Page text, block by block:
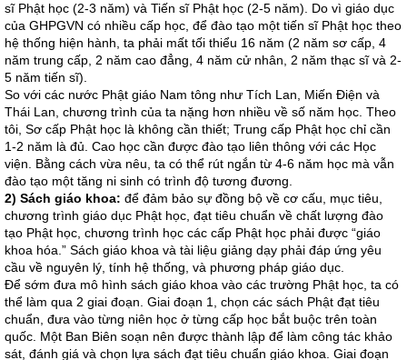
sĩ Phật học (2-3 năm) và Tiến sĩ Phật học (2-5 năm). Do vì giáo dục
của GHPGVN có nhiều cấp học, để đào tạo một tiến sĩ Phật học theo
hệ thống hiện hành, ta phải mất tối thiểu 16 năm (2 năm sơ cấp, 4
năm trung cấp, 2 năm cao đẳng, 4 năm cử nhân, 2 năm thạc sĩ và 2-
5 năm tiến sĩ).
So với các nước Phật giáo Nam tông như Tích Lan, Miến Điện và
Thái Lan, chương trình của ta nặng hơn nhiều về số năm học. Theo
tôi, Sơ cấp Phật học là không cần thiết; Trung cấp Phật học chỉ cần
1-2 năm là đủ. Cao học cần được đào tạo liên thông với các Học
viện. Bằng cách vừa nêu, ta có thể rút ngắn từ 4-6 năm học mà vẫn
đào tạo một tăng ni sinh có trình độ tương đương.
2) Sách giáo khoa: để đảm bảo sự đồng bộ về cơ cấu, mục tiêu,
chương trình giáo dục Phật học, đạt tiêu chuẩn về chất lượng đào
tạo Phật học, chương trình học các cấp Phật học phải được “giáo
khoa hóa.” Sách giáo khoa và tài liệu giảng dạy phải đáp ứng yêu
cầu về nguyên lý, tính hệ thống, và phương pháp giáo dục.
Để sớm đưa mô hình sách giáo khoa vào các trường Phật học, ta có
thể làm qua 2 giai đoạn. Giai đoạn 1, chọn các sách Phật đạt tiêu
chuẩn, đưa vào từng niên học ở từng cấp học bắt buộc trên toàn
quốc. Một Ban Biên soạn nên được thành lập để làm công tác khảo
sát, đánh giá và chọn lựa sách đạt tiêu chuẩn giáo khoa. Giai đoạn